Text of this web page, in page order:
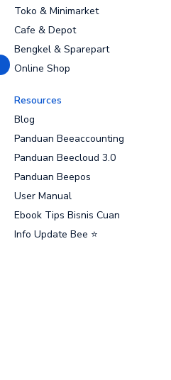
Toko & Minimarket
Cafe & Depot
Bengkel & Sparepart
Online Shop
Resources
Blog
Panduan Beeaccounting
Panduan Beecloud 3.0
Panduan Beepos
User Manual
Ebook Tips Bisnis Cuan
Info Update Bee ⭐